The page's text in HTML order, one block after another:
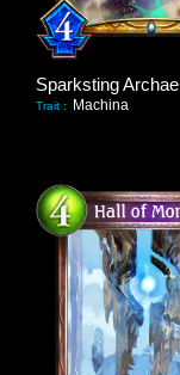
Trait : Machina